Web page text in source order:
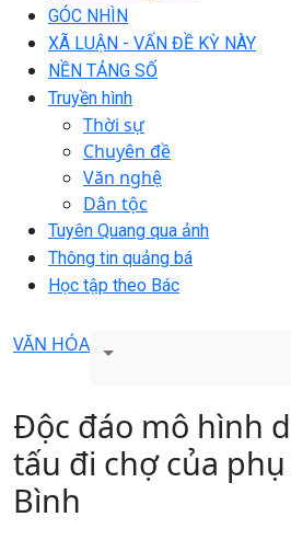
GÓC NHÌN
XÃ LUẬN - VẤN ĐỀ KỲ NÀY
NỀN TẢNG SỐ
Truyền hình
Thời sự
Chuyên đề
Văn nghệ
Dân tộc
Tuyên Quang qua ảnh
Thông tin quảng bá
Học tập theo Bác
VĂN HÓA
Độc đáo mô hình
tấu đi chợ của
Bình